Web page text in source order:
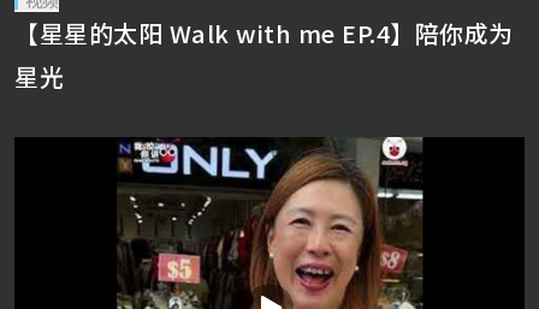
【星星的太阳 Walk with me EP.4】陪你成为
星光